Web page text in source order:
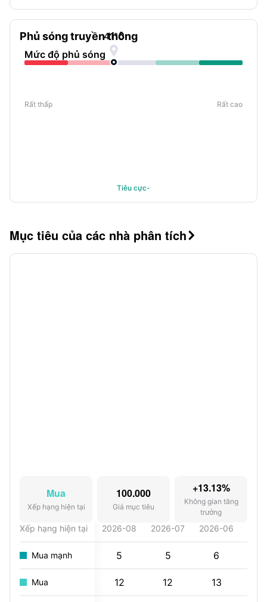
Phủ sóng truyền thông
Mức độ phủ sóng
41°C

Rất thấp Rất cao
Tiêu cực-
Mục tiêu của các nhà phân tích 
Mua
Xếp hạng hiện tại
100.000
Giá mục tiêu
+13.13%
Không gian tăng
trưởng
Xếp hạng hiện tại 2026-08 2026-07 2026-06
Mua mạnh 5 5 6
Mua 12 12 13